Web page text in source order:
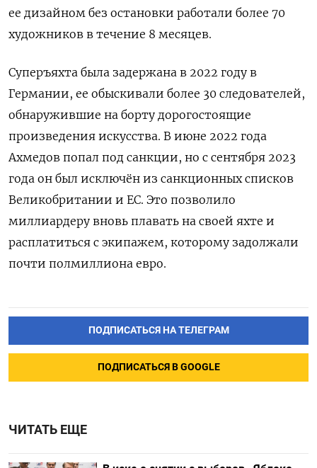
ее дизайном без остановки работали более 70
художников в течение 8 месяцев.
Суперъяхта была задержана в 2022 году в
Германии, ее обыскивали более 30 следователей,
обнаружившие на борту дорогостоящие
произведения искусства. В июне 2022 года
Ахмедов попал под санкции, но с сентября 2023
года он был исключён из санкционных списков
Великобритании и ЕС. Это позволило
миллиардеру вновь плавать на своей яхте и
расплатиться с экипажем, которому задолжали
почти полмиллиона евро.
ПОДПИСАТЬСЯ НА ТЕЛЕГРАМ
ПОДПИСАТЬСЯ В GOOGLE
ЧИТАТЬ ЕЩЕ